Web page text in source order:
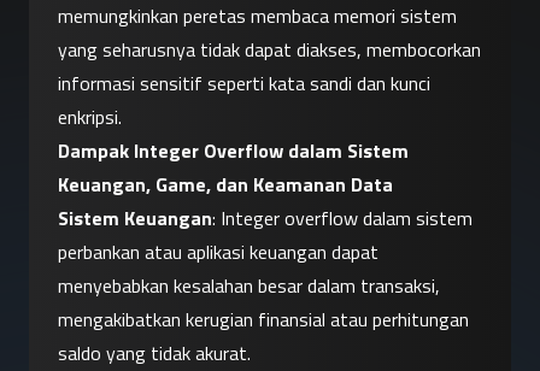
memungkinkan peretas membaca memori sistem
yang seharusnya tidak dapat diakses, membocorkan
informasi sensitif seperti kata sandi dan kunci
enkripsi.
Dampak Integer Overflow dalam Sistem
Keuangan, Game, dan Keamanan Data
Sistem Keuangan: Integer overflow dalam sistem
perbankan atau aplikasi keuangan dapat
menyebabkan kesalahan besar dalam transaksi,
mengakibatkan kerugian finansial atau perhitungan
saldo yang tidak akurat.